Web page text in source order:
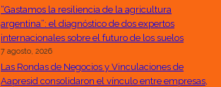
“Gastamos la resiliencia de la agricultura
argentina”: el diagnóstico de dos expertos
internacionales sobre el futuro de los suelos
7 agosto, 2026
Las Rondas de Negocios y Vinculaciones de
Aapresid consolidaron el vínculo entre empresas,